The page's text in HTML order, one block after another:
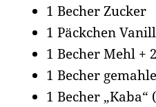
1 Becher Zucker
1 Päckchen
1 Becher Mehl +
1 Becher
1 Becher